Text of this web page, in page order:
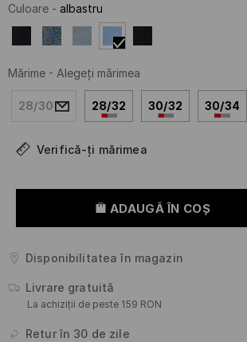
Culoare - albastru
Mărime - Alegeţi mărimea
28/30 28/32 30/32 30/34
Verifică-ți mărimea
ADAUGĂ ÎN COŞ
Disponibilitatea în magazin
Livrare gratuită
La achiziții de peste 159 RON
Retur în 30 de zile